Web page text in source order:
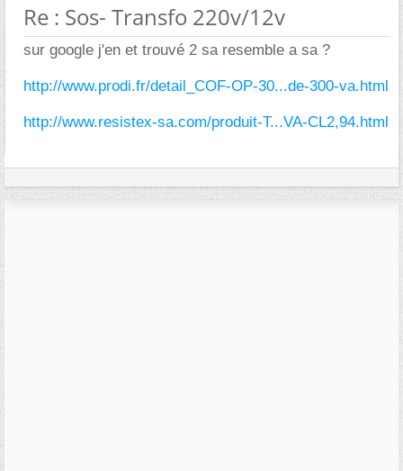
Re : Sos- Transfo 220v/12v
sur google j'en et trouvé 2 sa resemble a sa ?
http://www.prodi.fr/detail_COF-OP-30...de-300-va.html
http://www.resistex-sa.com/produit-T...VA-CL2,94.html